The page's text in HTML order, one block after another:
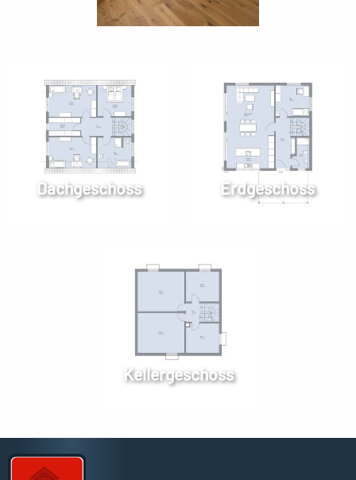
Dachgeschoss Erdgeschoss
Kellergeschoss